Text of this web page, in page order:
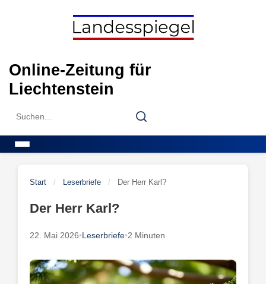
Online-Zeitung für
Liechtenstein
Search
Search
Start / Leserbriefe / Der Herr Karl?
Der Herr Karl?
22. Mai 2026•Leserbriefe•2 Minuten